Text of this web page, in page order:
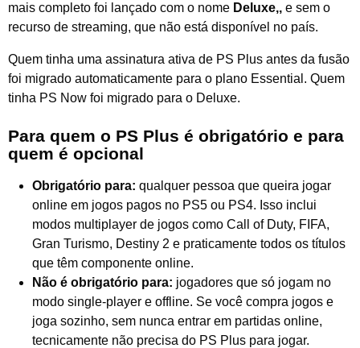
mais completo foi lançado com o nome Deluxe,, e sem o
recurso de streaming, que não está disponível no país.
Quem tinha uma assinatura ativa de PS Plus antes da fusão
foi migrado automaticamente para o plano Essential. Quem
tinha PS Now foi migrado para o Deluxe.
Para quem o PS Plus é obrigatório e para
quem é opcional
Obrigatório para: qualquer pessoa que queira jogar
online em jogos pagos no PS5 ou PS4. Isso inclui
modos multiplayer de jogos como Call of Duty, FIFA,
Gran Turismo, Destiny 2 e praticamente todos os títulos
que têm componente online.
Não é obrigatório para: jogadores que só jogam no
modo single-player e offline. Se você compra jogos e
joga sozinho, sem nunca entrar em partidas online,
tecnicamente não precisa do PS Plus para jogar.